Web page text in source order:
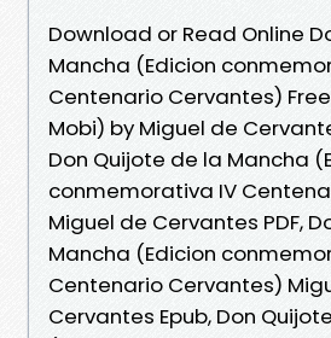
Download or Read Online
Mancha (Edicion
Centenario Cervantes) Free
Mobi) by Miguel de
Don Quijote de la Mancha
conmemorativa IV
Miguel de Cervantes PDF,
Mancha (Edicion
Centenario Cervantes)
Cervantes Epub, Don